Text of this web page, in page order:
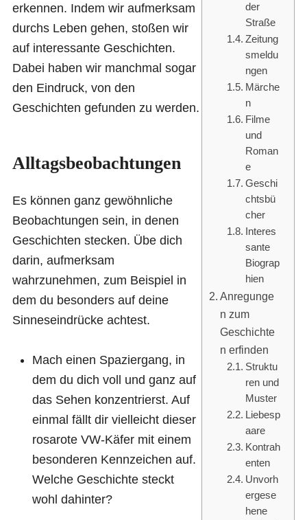
der
Straße
Zeitung
smeldu
ngen
Märche
n
Filme
und
Roman
e
Geschi
chtsbü
cher
Interes
sante
Biograp
hien
Anregunge
n zum
Geschichte
n erfinden
Struktu
ren und
Muster
Liebesp
aare
Kontrah
enten
Unvorh
ergese
hene
erkennen. Indem wir aufmerksam
durchs Leben gehen, stoßen wir
auf interessante Geschichten.
Dabei haben wir manchmal sogar
den Eindruck, von den
Geschichten gefunden zu werden.
Alltagsbeobachtungen
Es können ganz gewöhnliche
Beobachtungen sein, in denen
Geschichten stecken. Übe dich
darin, aufmerksam
wahrzunehmen, zum Beispiel in
dem du besonders auf deine
Sinneseindrücke achtest.
Mach einen Spaziergang, in
dem du dich voll und ganz auf
das Sehen konzentrierst. Auf
einmal fällt dir vielleicht dieser
rosarote VW-Käfer mit einem
besonderen Kennzeichen auf.
Welche Geschichte steckt
wohl dahinter?